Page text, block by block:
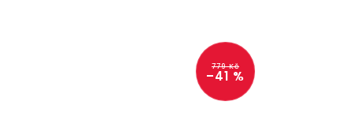
779 Kč
–41 %